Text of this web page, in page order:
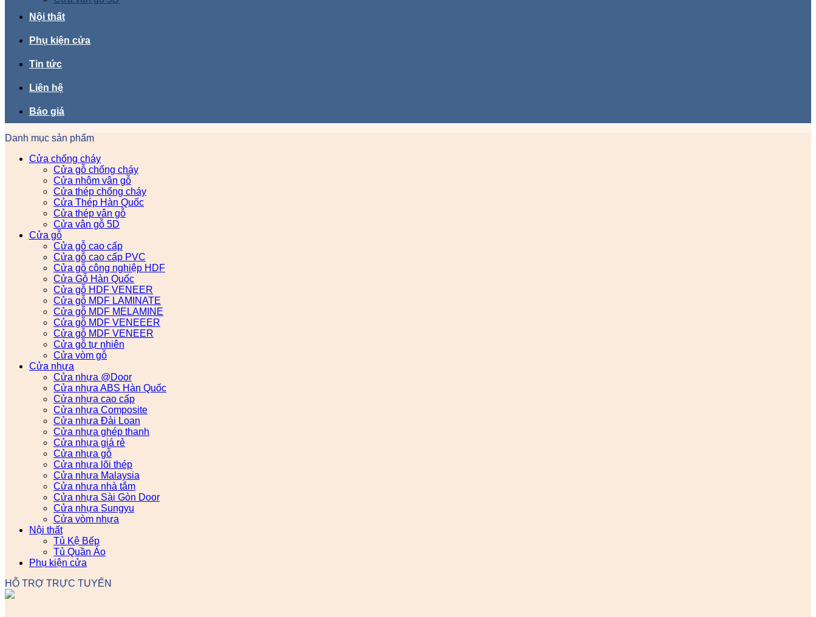
Nội thất
Phụ kiện cửa
Tin tức
Liên hệ
Báo giá
Danh mục sản phẩm
Cửa chống cháy
Cửa gỗ chống cháy
Cửa nhôm vân gỗ
Cửa thép chống cháy
Cửa Thép Hàn Quốc
Cửa thép vân gỗ
Cửa vân gỗ 5D
Cửa gỗ
Cửa gỗ cao cấp
Cửa gỗ cao cấp PVC
Cửa gỗ công nghiệp HDF
Cửa Gỗ Hàn Quốc
Cửa gỗ HDF VENEER
Cửa gỗ MDF LAMINATE
Cửa gỗ MDF MELAMINE
Cửa gỗ MDF VENEEER
Cửa gỗ MDF VENEER
Cửa gỗ tự nhiên
Cửa vòm gỗ
Cửa nhựa
Cửa nhựa @Door
Cửa nhựa ABS Hàn Quốc
Cửa nhựa cao cấp
Cửa nhựa Composite
Cửa nhựa Đài Loan
Cửa nhựa ghép thanh
Cửa nhựa giá rẻ
Cửa nhựa gỗ
Cửa nhựa lõi thép
Cửa nhựa Malaysia
Cửa nhựa nhà tắm
Cửa nhựa Sài Gòn Door
Cửa nhựa Sungyu
Cửa vòm nhựa
Nội thất
Tủ Kệ Bếp
Tủ Quần Áo
Phụ kiện cửa
HỖ TRỢ TRỰC TUYẾN